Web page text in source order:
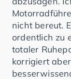
nicht bereut.
ordentlich zu
totaler
korrigiert